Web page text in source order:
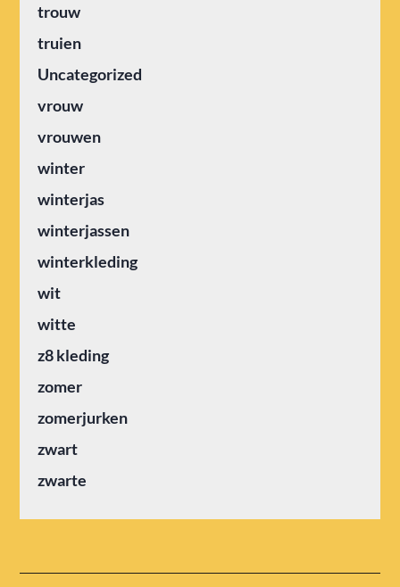
trouw
truien
Uncategorized
vrouw
vrouwen
winter
winterjas
winterjassen
winterkleding
wit
witte
z8 kleding
zomer
zomerjurken
zwart
zwarte